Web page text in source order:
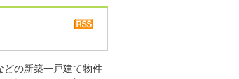
どの新築一戸建て物件